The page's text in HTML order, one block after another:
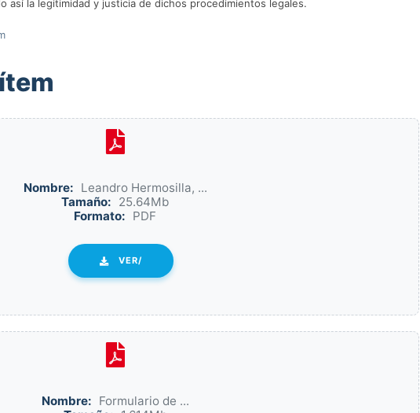
así la legitimidad y justicia de dichos procedimientos legales.
Nombre: Leandro Hermosilla, ...
Tamaño: 25.64Mb
Formato: PDF
VER/
Nombre: Formulario de ...